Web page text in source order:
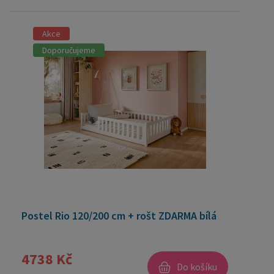
Akce
Doporučujeme
Postel Rio 120/200 cm + rošt ZDARMA bílá
4738 Kč Do košíku